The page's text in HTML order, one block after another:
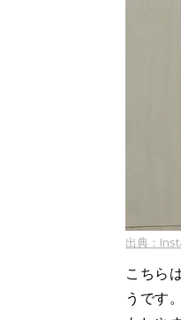
出典：
こちら
うです